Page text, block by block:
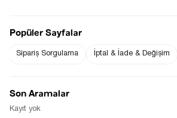
Popüler Sayfalar
Sipariş Sorgulama İptal & İade & Değişim
Son Aramalar
Kayıt yok